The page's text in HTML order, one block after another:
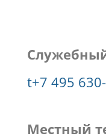
+7 495
Местный